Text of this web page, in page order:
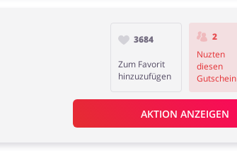
3684
Zum Favorit
hinzuzufügen
2
Nuzten
diesen
Gutschein
AKTION ANZEIGEN